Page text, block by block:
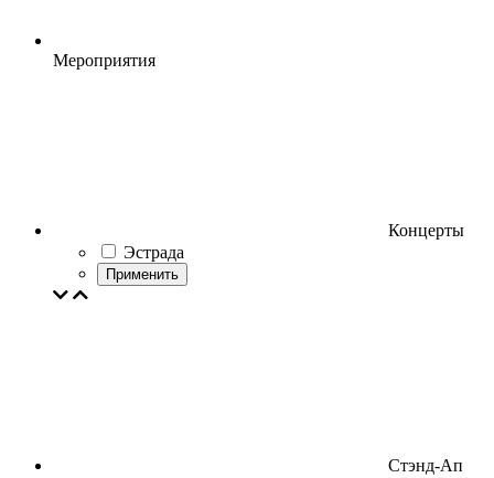
Мероприятия
Концерты
Эстрада
Применить
Стэнд-Ап